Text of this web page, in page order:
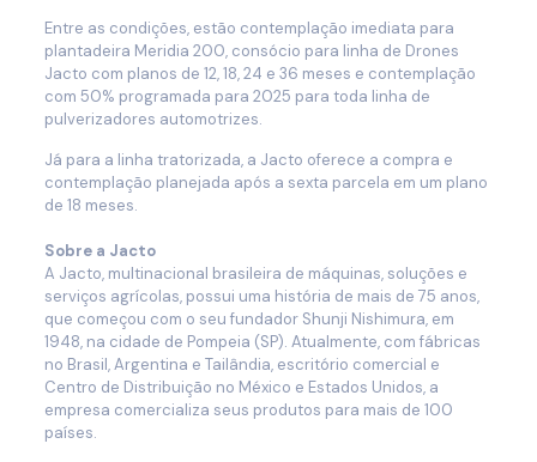
Entre as condições, estão contemplação imediata para
plantadeira Meridia 200, consócio para linha de Drones
Jacto com planos de 12, 18, 24 e 36 meses e contemplação
com 50% programada para 2025 para toda linha de
pulverizadores automotrizes.
Já para a linha tratorizada, a Jacto oferece a compra e
contemplação planejada após a sexta parcela em um plano
de 18 meses.
Sobre a Jacto
A Jacto, multinacional brasileira de máquinas, soluções e
serviços agrícolas, possui uma história de mais de 75 anos,
que começou com o seu fundador Shunji Nishimura, em
1948, na cidade de Pompeia (SP). Atualmente, com fábricas
no Brasil, Argentina e Tailândia, escritório comercial e
Centro de Distribuição no México e Estados Unidos, a
empresa comercializa seus produtos para mais de 100
países.